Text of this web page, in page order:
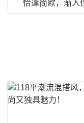
恰逢简欧，渐入